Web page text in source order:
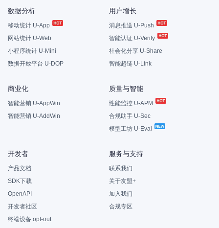
数据分析
移动统计 U-App
网站统计 U-Web
小程序统计 U-Mini
数据开放平台 U-DOP
用户增长
消息推送 U-Push
智能认证 U-Verify
社会化分享 U-Share
智能超链 U-Link
商业化
智能营销 U-AppWin
智能营销 U-AddWin
质量与智能
性能监控 U-APM
合规助手 U-Sec
模型工坊 U-Eval
开发者
产品文档
SDK下载
OpenAPI
开发者社区
终端设备 opt-out
服务与支持
联系我们
关于友盟+
加入我们
合规专区